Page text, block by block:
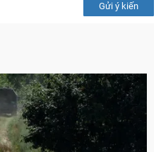
Gửi ý kiến